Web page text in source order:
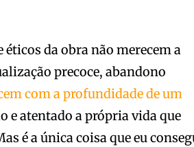
da obra não merecem a
precoce, abandono
com a profundidade de um
e atentado a própria vida que
é a única coisa que eu